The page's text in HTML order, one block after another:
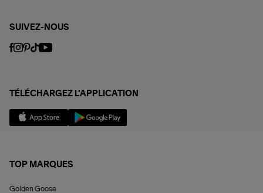
SUIVEZ-NOUS
TÉLÉCHARGEZ L'APPLICATION
TOP MARQUES
Golden Goose